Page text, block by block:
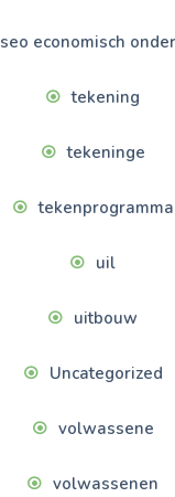
seo economisch
tekening
tekeninge
tekenprogramma
uil
uitbouw
Uncategorized
volwassene
volwassenen